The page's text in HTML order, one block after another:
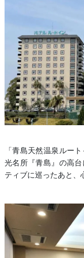
「青島天然温泉ルー
光名所『青島』の高
ティブに巡ったあと、